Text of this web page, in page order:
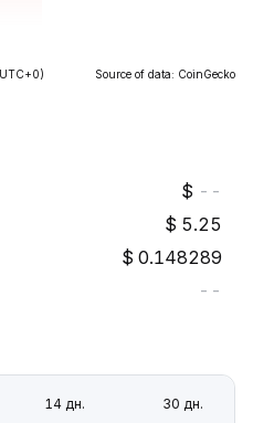
Source of data: CoinGecko
--
5.25
0.148289
--
14 дн. 30 дн.